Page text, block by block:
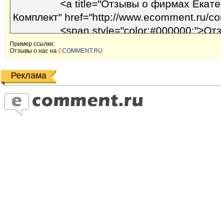
Пример ссылки:
Отзывы o наc на ECOMMENT.RU
Реклама